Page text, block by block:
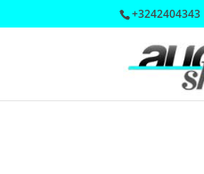
+3242404343